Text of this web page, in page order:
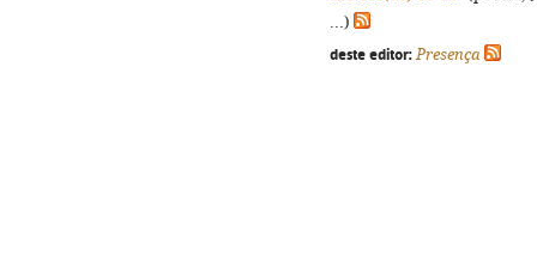
...)
deste editor: Presença